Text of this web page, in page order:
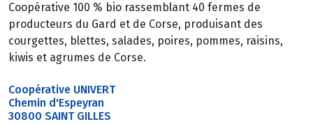
Coopérative 100 % bio rassemblant 40 fermes de
producteurs du Gard et de Corse, produisant des
courgettes, blettes, salades, poires, pommes, raisins,
kiwis et agrumes de Corse.
Coopérative UNIVERT
Chemin d'Espeyran
30800 SAINT GILLES